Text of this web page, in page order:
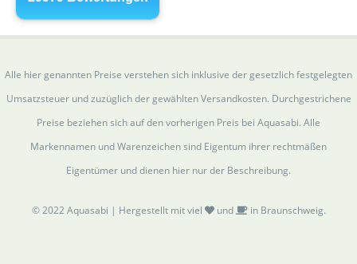
Alle hier genannten Preise verstehen sich inklusive der gesetzlich festgelegten
Umsatzsteuer und zuzüglich der gewählten Versandkosten. Durchgestrichene
Preise beziehen sich auf den vorherigen Preis bei Aquasabi. Alle
Markennamen und Warenzeichen sind Eigentum ihrer rechtmäßen
Eigentümer und dienen hier nur der Beschreibung.
© 2022 Aquasabi | Hergestellt mit viel und in Braunschweig.